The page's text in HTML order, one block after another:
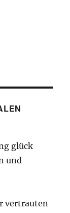
glück
und
vertrauten